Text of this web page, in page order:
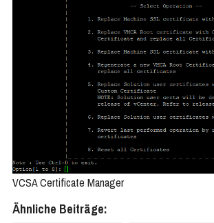
VCSA Certificate Manager
Ähnliche Beiträge: